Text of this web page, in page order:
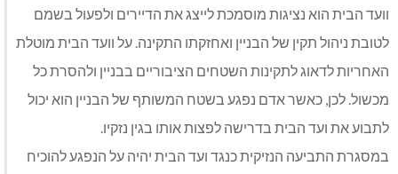
וועד הבית הוא נציגות מוסמכת לייצג את הדיירים ולפעול בשמם
לטובת ניהול תקין של הבניין ואחזקתו התקינה. על וועד הבית מוטלת
האחריות לדאוג לתקינות השטחים הציבוריים בבניין ולהסרת כל
מכשול. לכן, כאשר אדם נפגע בשטח המשותף של הבניין הוא יכול
לתבוע את ועד הבית בדרישה לפצות אותו בגין נזקיו.
במסגרת התביעה הנזיקית כנגד ועד הבית יהיה על הנפגע להוכיח